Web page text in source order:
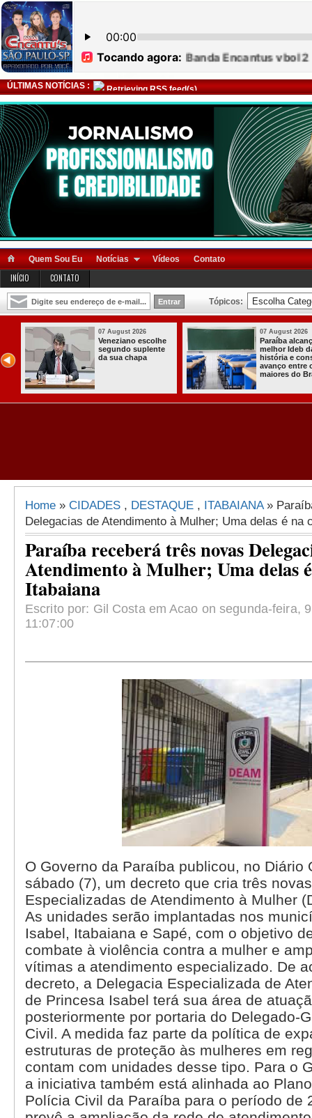
ÚLTIMAS NOTÍCIAS : Retrieving RSS feed(s)
Quem Sou Eu Notícias Vídeos Contato
INÍCIO CONTATO
Tópicos:
07 August 2026
Paraíba alcança o
melhor Ideb da
história e consolida
avanço entre os
maiores do Brasil
07 August 2026
Homem é preso
com armas,
munições e
radiocomunicadore
s no Conde
Home » CIDADES , DESTAQUE , ITABAIANA»
Delegacias de Atendimento à Mulher; Uma delas é na
Paraíba receberá três novas
Atendimento à Mulher; Uma delas
Itabaiana
Escrito por: Gil Costa em Acao on segunda-feira,
11:07:00
O Governo da Paraíba publicou, no Diário
sábado (7), um decreto que cria três
Especializadas de Atendimento à Mulher
As unidades serão implantadas nos
Isabel, Itabaiana e Sapé, com o objetivo
combate à violência contra a mulher e
vítimas a atendimento especializado. De
decreto, a Delegacia Especializada de
de Princesa Isabel terá sua área de
posteriormente por portaria do Delegado-
Civil. A medida faz parte da política de
estruturas de proteção às mulheres em
contam com unidades desse tipo. Para o
a iniciativa também está alinhada ao
Polícia Civil da Paraíba para o período de